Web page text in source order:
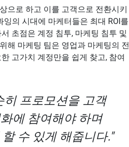
으로 하고 이를 고객으로 전환시키
의 시대에 마케터들은 최대 ROI를
초점은 계정 침투, 마케팅 침투 및
해 마케팅 팀은 영업과 마케팅의 전
고가치 계정만을 쉽게 찾고, 참여
히 프로모션을 고객
에 참여해야 하며
수 있게 해줍니다."